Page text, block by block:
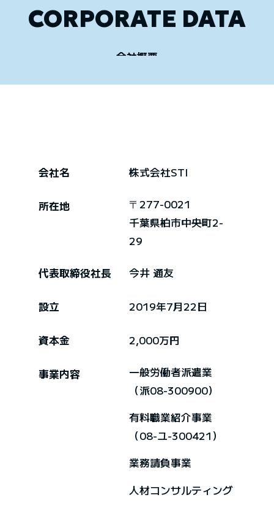
CORPORATE DATA
会社概要
会社名 株式会社STI
所在地
〒277-0021
千葉県柏市中央町2-
29
代表取締役社長 今井 通友
設立 2019年7月22日
資本金 2,000万円
事業内容
一般労働者派遣業
（派08-300900）
有料職業紹介事業
（08-ユ-300421）
業務請負事業
人材コンサルティング